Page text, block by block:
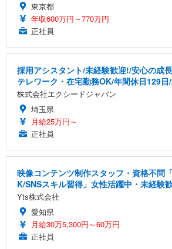
東京都
年収600万円～770万円
正社員
採用アシスタント/未経験歓迎!/安心の成
テレワーク・在宅勤務OK/年間休日129
株式会社エクシードジャパン
埼玉県
月給25万円～
正社員
映像コンテンツ制作スタッフ・資格不問
K/SNSスキル習得」女性活躍中・未経験
Yts株式会社
愛知県
月給30万5,300円～60万円
正社員